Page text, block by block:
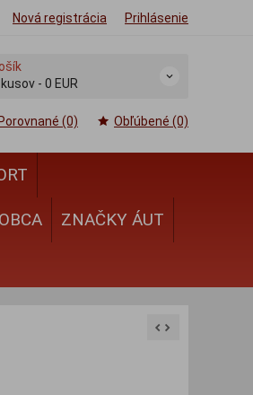
Nová registrácia Prihlásenie
kusov - 0 EUR
Porovnané (0) Obľúbené (0)
ZNAČKY ÁUT